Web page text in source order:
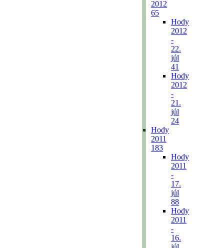
2012
65
Hody
2012
-
22.
júl
41
Hody
2012
-
21.
júl
24
Hody
2011
183
Hody
2011
-
17.
júl
88
Hody
2011
-
16.